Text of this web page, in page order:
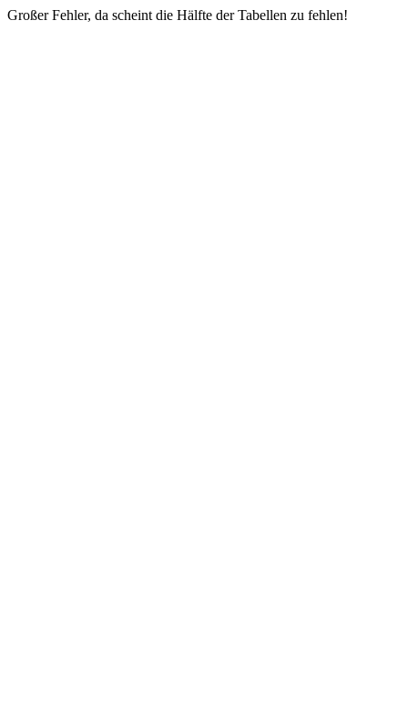
Großer Fehler, da scheint die Hälfte der Tabellen zu fehlen!